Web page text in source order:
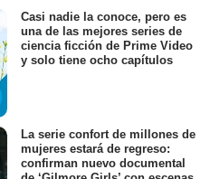
Casi nadie la conoce, pero es
una de las mejores series de
ciencia ficción de Prime Video
y solo tiene ocho capítulos
La serie confort de millones de
mujeres estará de regreso:
confirman nuevo documental